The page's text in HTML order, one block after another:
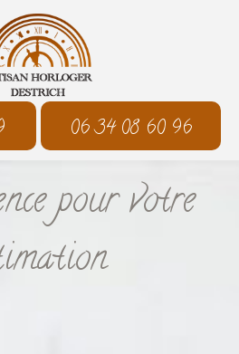
06 34 08 60 96
pour votre